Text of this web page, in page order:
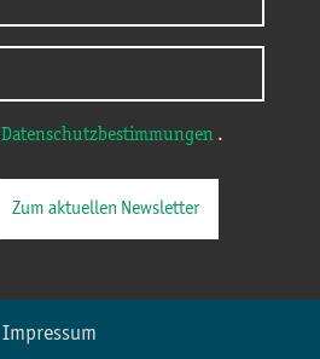
Datenschutzbestimmungen .
Zum aktuellen Newsletter
Impressum